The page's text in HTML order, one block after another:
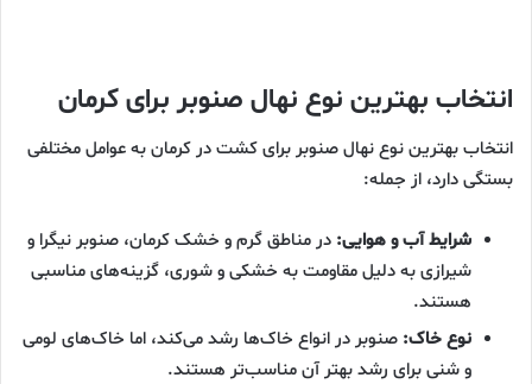
انتخاب بهترین نوع نهال صنوبر برای کرمان
انتخاب بهترین نوع نهال صنوبر برای کشت در کرمان به عوامل مختلفی
بستگی دارد، از جمله:
شرایط آب و هوایی: در مناطق گرم و خشک کرمان، صنوبر نیگرا و
شیرازی به دلیل مقاومت به خشکی و شوری، گزینه‌های مناسبی
هستند.
نوع خاک: صنوبر در انواع خاک‌ها رشد می‌کند، اما خاک‌های لومی
و شنی برای رشد بهتر آن مناسب‌تر هستند.